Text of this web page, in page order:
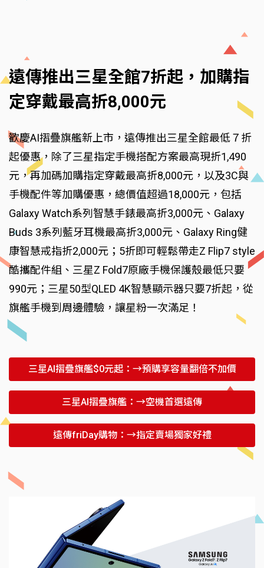
遠傳推出三星全館7折起，加購指
定穿戴最高折8,000元
歡慶AI摺疊旗艦新上市，遠傳推出三星全館最低７折
起優惠，除了三星指定手機搭配方案最高現折1,490
元，再加碼加購指定穿戴最高折8,000元，以及3C與
手機配件等加購優惠，總價值超過18,000元，包括
Galaxy Watch系列智慧手錶最高折3,000元、Galaxy
Buds 3系列藍牙耳機最高折3,000元、Galaxy Ring健
康智慧戒指折2,000元；5折即可輕鬆帶走Z Flip7 style
酷攜配件組、三星Z Fold7原廠手機保護殼最低只要
990元；三星50型QLED 4K智慧顯示器只要7折起，從
旗艦手機到周邊體驗，讓星粉一次滿足！
三星AI摺疊旗艦$0元起：→預購享容量翻倍不加價
三星AI摺疊旗艦：→空機首選遠傳
遠傳friDay購物：→指定賣場獨家好禮